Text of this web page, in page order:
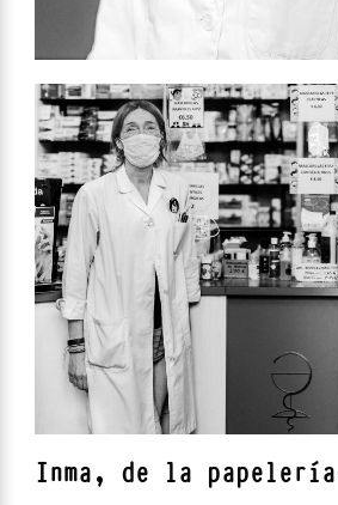
Inma, de la